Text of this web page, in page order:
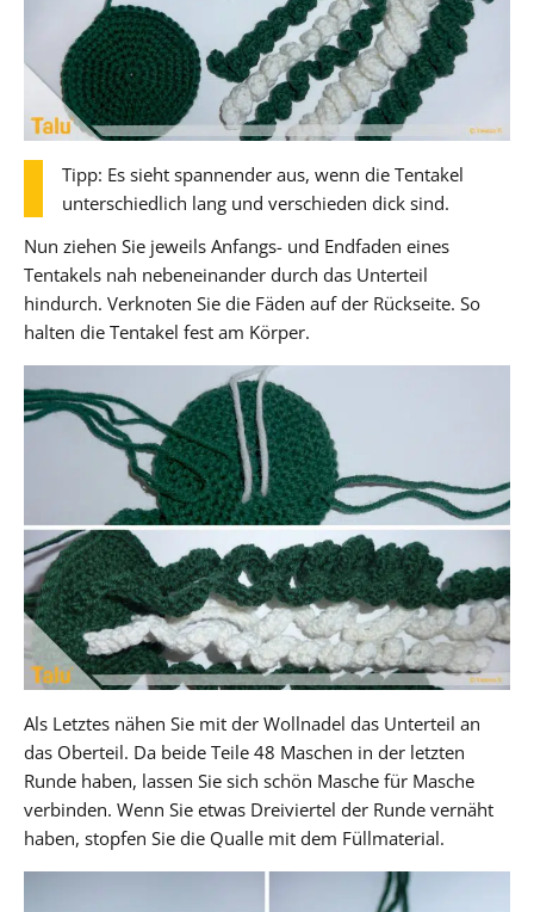
Tipp: Es sieht spannender aus, wenn die Tentakel
unterschiedlich lang und verschieden dick sind.
Nun ziehen Sie jeweils Anfangs- und Endfaden eines
Tentakels nah nebeneinander durch das Unterteil
hindurch. Verknoten Sie die Fäden auf der Rückseite. So
halten die Tentakel fest am Körper.
Als Letztes nähen Sie mit der Wollnadel das Unterteil an
das Oberteil. Da beide Teile 48 Maschen in der letzten
Runde haben, lassen Sie sich schön Masche für Masche
verbinden. Wenn Sie etwas Dreiviertel der Runde vernäht
haben, stopfen Sie die Qualle mit dem Füllmaterial.